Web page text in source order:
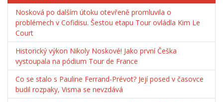
Nosková po dalším útoku otevřeně promluvila o
problémech v Cofidisu. Šestou etapu Tour ovládla Kim Le
Court
Historický výkon Nikoly Noskové! Jako první Češka
vystoupala na pódium Tour de France
Co se stalo s Pauline Ferrand-Prévot? Její posed v časovce
budil rozpaky, Visma se nevzdává